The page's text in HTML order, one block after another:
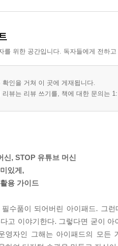
를 위한 공간입니다. 독자들에게 전하
확인을 거쳐 이 곳에 게재됩니다.
리뷰는 리뷰 쓰기를, 책에 대한 문의는
신, STOP 유튜브 머신
있게,
용 가이드
수품이 되어버린 아이패드. 그
고 이야기한다. 그렇다면 굳이
운영자인 그해는 아이패드의 모